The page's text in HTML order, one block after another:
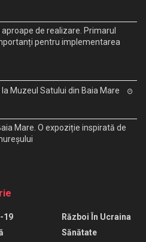
de realizare. Primarul
pentru implementarea
Muzeul Satului din Baia Mare
Mare. O expoziție inspirată de
19
Război În Ucraina
Sănătate